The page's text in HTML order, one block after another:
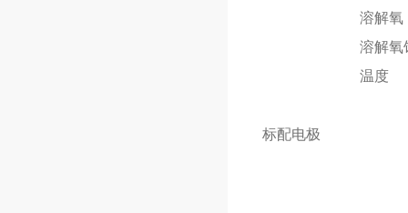
溶解氧
溶解氧
温度
标配电极